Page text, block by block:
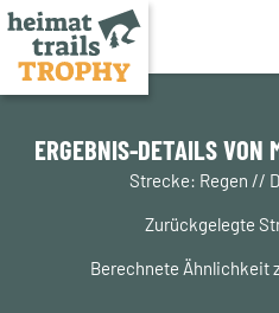
Zum
springenERGEBNIS-DETAILS VON
Strecke: Regen //
Zurückgelegte
Berechnete Ähnlichkeit